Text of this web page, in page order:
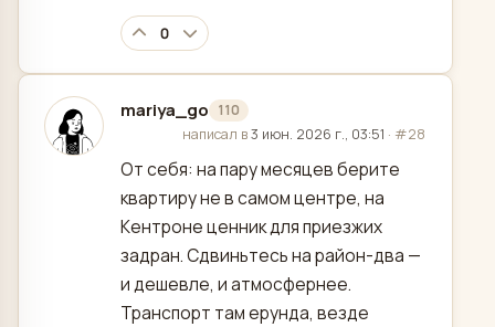
0
mariya_go 110
отредактировано
написал в3 июн. 2026 г., 03:51 · #28
От себя: на пару месяцев берите
квартиру не в самом центре, на
Кентроне ценник для приезжих
задран. Сдвиньтесь на район-два —
и дешевле, и атмосфернее.
Транспорт там ерунда, везде